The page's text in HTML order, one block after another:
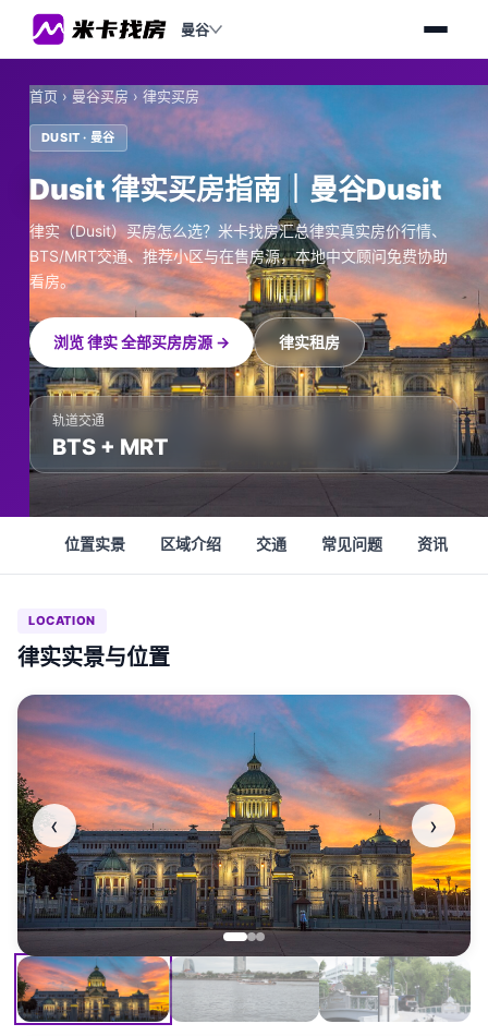
曼谷
首页› 曼谷买房 › 律实买房
DUSIT · 曼谷
Dusit 律实买房指南｜曼谷Dusit
律实（Dusit）买房怎么选？米卡找房汇总律实真实房价行情、
BTS/MRT交通、推荐小区与在售房源，本地中文顾问免费协助
看房。
浏览 律实 全部买房房源 → 律实租房
轨道交通
BTS + MRT
位置实景 区域介绍 交通 常见问题 资讯
LOCATION
律实实景与位置
‹ ›